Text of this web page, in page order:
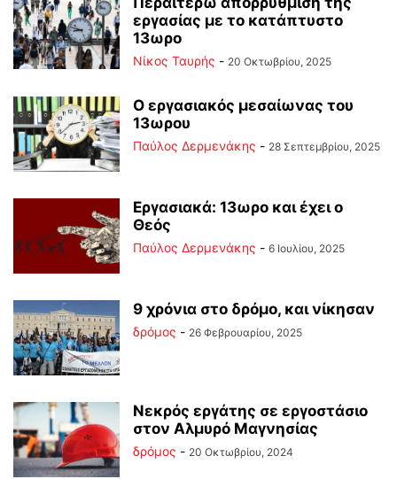
εργασίας με το κατάπτυστο
13ωρο
Νίκος Ταυρής - 20 Οκτωβρίου, 2025
Ο εργασιακός μεσαίωνας του
13ωρου
Παύλος Δερμενάκης - 28 Σεπτεμβρίου, 2025
Εργασιακά: 13ωρο και έχει ο
Θεός
Παύλος Δερμενάκης - 6 Ιουλίου, 2025
9 χρόνια στο δρόμο, και νίκησαν
δρόμος - 26 Φεβρουαρίου, 2025
Νεκρός εργάτης σε εργοστάσιο
στον Αλμυρό Μαγνησίας
δρόμος - 20 Οκτωβρίου, 2024